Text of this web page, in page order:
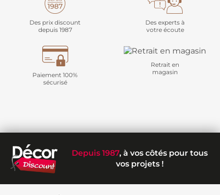
Des prix discount
depuis 1987
Des experts à
votre écoute
Paiement 100%
sécurisé
Retrait en
magasin
Depuis 1987, à vos côtés pour tous
vos projets !